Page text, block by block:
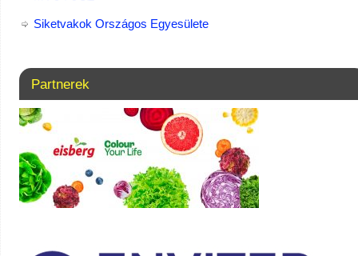
Siketvakok Országos Egyesülete
Partnerek